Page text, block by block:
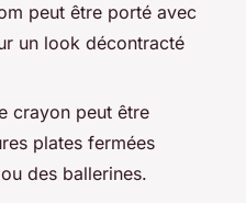
peut être porté avec
un look décontracté
crayon peut être
plates fermées
des ballerines.